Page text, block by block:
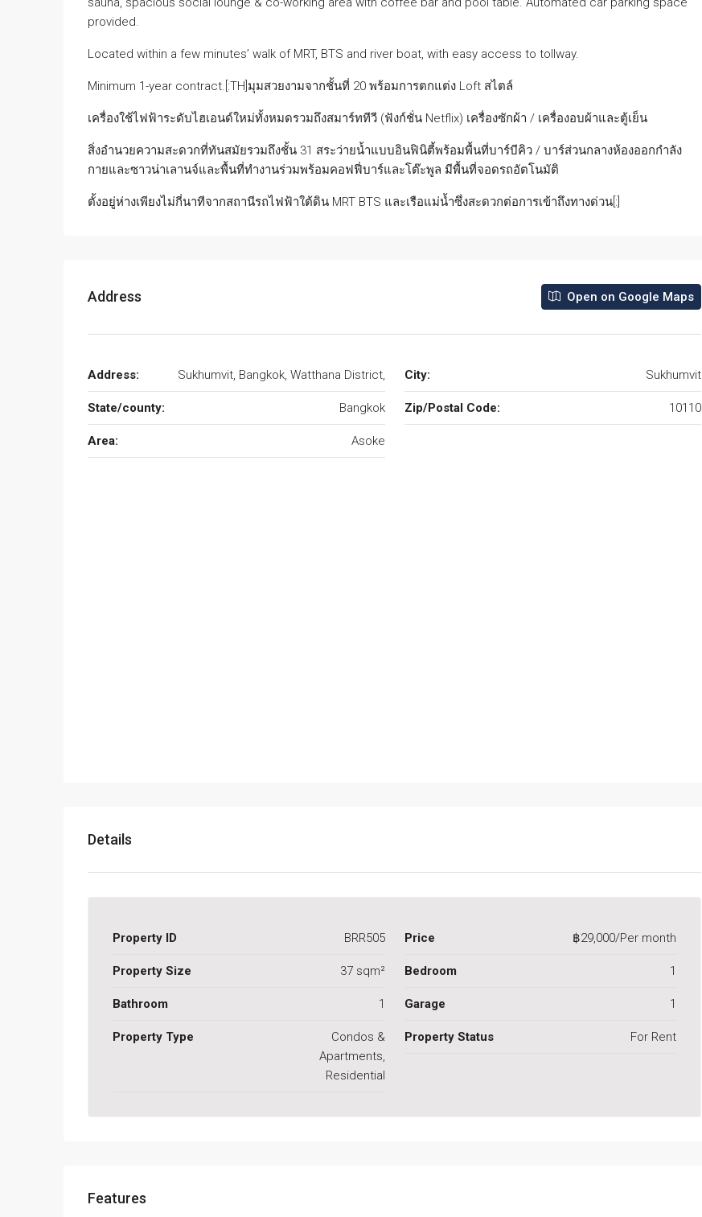
provided.
Located within a few minutes’ walk of MRT, BTS and river boat, with easy access to tollway.
Minimum 1-year contract.[:TH]มุมสวยงามจากชั้นที่ 20 พร้อมการตกแต่ง Loft สไตล์
เครื่องใช้ไฟฟ้าระดับไฮเอนด์ใหม่ทั้งหมดรวมถึงสมาร์ททีวี (ฟังก์ชั่น Netflix) เครื่องซักผ้า / เครื่องอบผ้าและตู้เย็น
สิ่งอำนวยความสะดวกที่ทันสมัยรวมถึงชั้น 31 สระว่ายน้ำแบบอินฟินิตี้พร้อมพื้นที่บาร์บีคิว / บาร์ส่วนกลางห้องออกกำลัง
กายและซาวน่าเลานจ์และพื้นที่ทำงานร่วมพร้อมคอฟฟี่บาร์และโต๊ะพูล มีพื้นที่จอดรถอัตโนมัติ
ตั้งอยู่ห่างเพียงไม่กี่นาทีจากสถานีรถไฟฟ้าใต้ดิน MRT BTS และเรือแม่น้ำซึ่งสะดวกต่อการเข้าถึงทางด่วน[:]
Address Open on Google Maps
Address: Sukhumvit, Bangkok, Watthana District, City: Sukhumvit
State/county: Bangkok Zip/Postal Code: 10110
Area: Asoke
Details
Property ID BRR505 Price ฿29,000/Per month
Property Size 37 sqm² Bedroom 1
Bathroom 1 Garage 1
Property Type
Condos &
Apartments,
Residential
Property Status For Rent
Features